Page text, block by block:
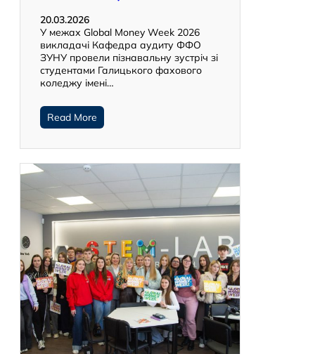
20.03.2026
У межах Global Money Week 2026
викладачі Кафедра аудиту ФФО
ЗУНУ провели пізнавальну зустріч зі
студентами Галицького фахового
коледжу імені…
Read More